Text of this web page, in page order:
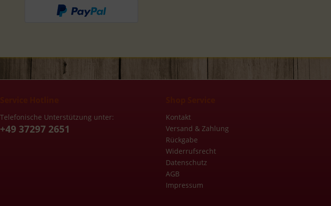
Telefonische Unterstützung unter:
+49 37297 2651
Kontakt
Versand & Zahlung
Rückgabe
Widerrufsrecht
Datenschutz
AGB
Impressum